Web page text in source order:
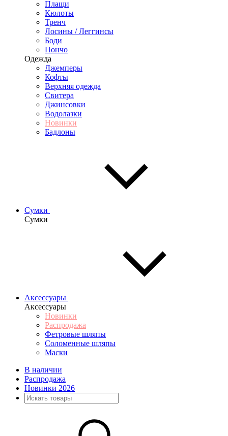
Плащи
Кюлоты
Тренч
Лосины / Леггинсы
Боди
Пончо
Одежда
Джемперы
Кофты
Верхняя одежда
Свитера
Джинсовки
Водолазки
Новинки
Бадлоны
Сумки
Сумки
Аксессуары
Аксессуары
Новинки
Распродажа
Фетровые шляпы
Соломенные шляпы
Маски
В наличии
Распродажа
Новинки 2026